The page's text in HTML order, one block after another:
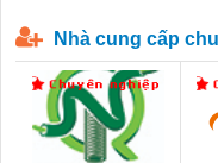
Nhà cung cấp